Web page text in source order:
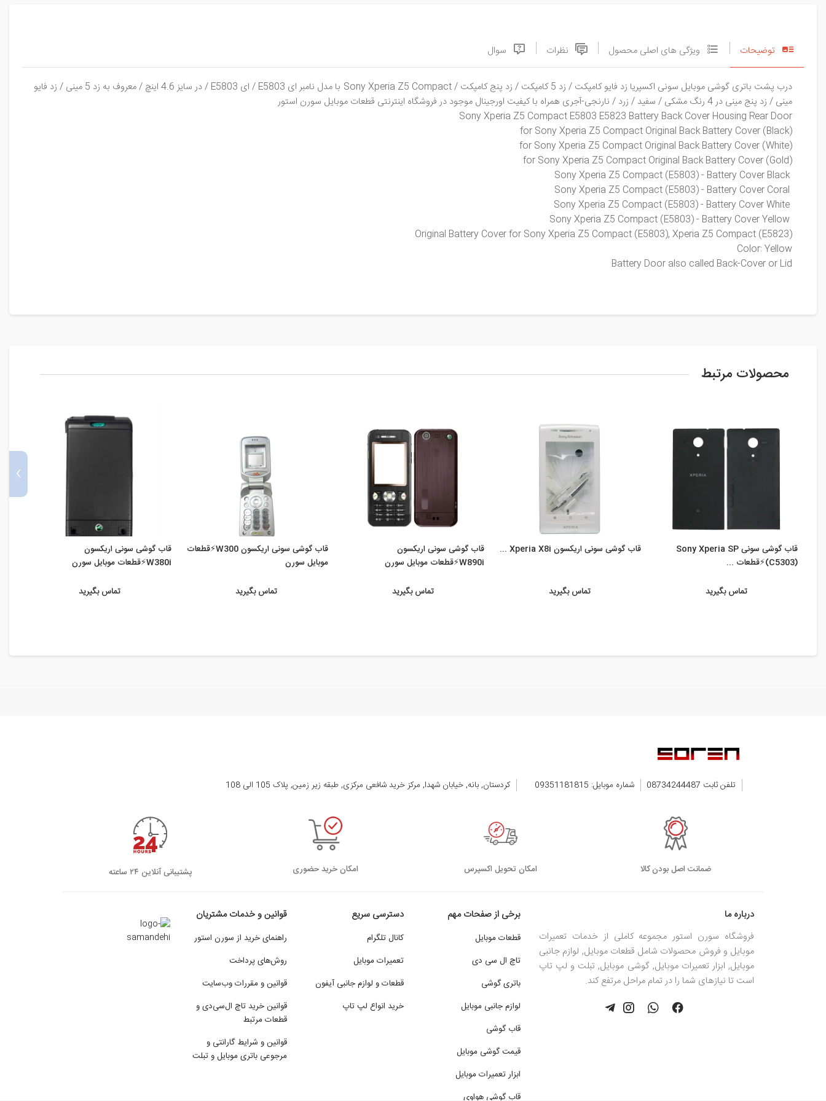
توضیحات ویژگی های اصلی محصول نظرات سوال
درب پشت باتری گوشی موبایل سونی اکسپریا زد فایو کامپکت / زد 5 کامپکت / زد پنج کامپکت / Sony Xperia Z5 Compact با مدل نامبر ای E5803 / ای E5803 / در سایز 4.6 اینچ / معروف به زد 5 مینی / زد فایو
مینی / زد پنج مینی در 4 رنگ مشکی / سفید / زرد / نارنجی-آجری همراه با کیفیت اورجینال موجود در فروشگاه اینترنتی قطعات موبایل سورن استور
Sony Xperia Z5 Compact E5803 E5823 Battery Back Cover Housing Rear Door
for Sony Xperia Z5 Compact Original Back Battery Cover (Black)
for Sony Xperia Z5 Compact Original Back Battery Cover (White)
for Sony Xperia Z5 Compact Original Back Battery Cover (Gold)
Sony Xperia Z5 Compact (E5803) - Battery Cover Black
Original Battery Cover for Sony Xperia Z5 Compact (E5803), Xperia Z5 Compact (E5823)
Color: Yellow
Battery Door also called Back-Cover or Lid
محصولات مرتبط
قاب گوشی سونی Sony Xperia SP
(C5303)⚡️قطعات ...
تماس بگیرید
قاب گوشی سونی اریکسون Xperia X8i ...
تماس بگیرید
قاب گوشی سونی اریکسون
W890i⚡️قطعات موبایل سورن
تماس بگیرید
قاب گوشی سونی اریکسون W300⚡️قطعات
موبایل سورن
تماس بگیرید
قاب گوشی سونی اریکسون
W380i⚡️قطعات موبایل سورن
تماس بگیرید
›
تلفن ثابت 08734244487 شماره موبایل: 09351181815 کردستان, بانه, خیابان شهدا, مرکز خرید شافعی مرکزی, طبقه زیر زمین, پلاک 105 الی 108
ضمانت اصل بودن کالا اﻣﮑﺎن ﺗﺤﻮﯾﻞ اﮐﺴﭙﺮس امکان خرید حضوری پشتیبانی آنلاین ۲۴ ساعته
درباره ما
فروشگاه سورن استور مجموعه کاملی از خدمات تعمیرات
موبایل و فروش محصولات شامل قطعات موبایل, لوازم جانبی
موبایل, ابزار تعمیرات موبایل, گوشی موبایل, تبلت و لپ تاپ
است تا نیازهای شما را در تمام مراحل مرتفع کند.
برخی از صفحات مهم
قطعات موبایل
تاچ ال سی دی
باتری گوشی
لوازم جانبی موبایل
قاب گوشی
قیمت گوشی موبایل
ابزار تعمیرات موبایل
قاب گوشی هواوی
دسترسی سریع
کانال تلگرام
تعمیرات موبایل
قطعات و لوازم جانبی آیفون
خرید انواع لپ تاپ
قوانین و خدمات مشتریان
راهنمای خرید از سورن استور
روش‌های پرداخت
قوانین و مقررات وب‌سایت
قوانین خرید تاچ ال‌سی‌دی و
قطعات مرتبط
قوانین و شرایط گارانتی و
مرجوعی باتری موبایل و تبلت